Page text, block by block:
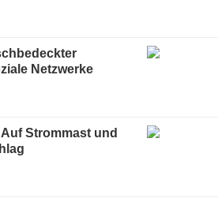
Netzwerke
Strommast und